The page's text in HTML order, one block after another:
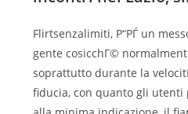
Flirtsenzalimiti, Р“РЃ un
gente cosicchГ©
soprattutto durante la
fiducia, con quanto gli utenti